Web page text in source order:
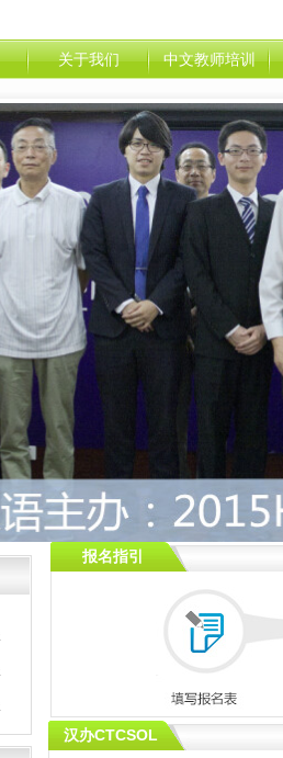
关于我们 中文教师培训
汉办CTCSOL
报名指引